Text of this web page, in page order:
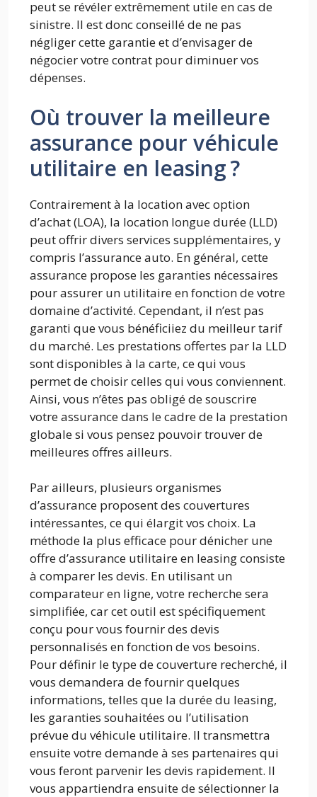
peut se révéler extrêmement utile en cas de
sinistre. Il est donc conseillé de ne pas
négliger cette garantie et d’envisager de
négocier votre contrat pour diminuer vos
dépenses.
Où trouver la meilleure
assurance pour véhicule
utilitaire en leasing ?
Contrairement à la location avec option
d’achat (LOA), la location longue durée (LLD)
peut offrir divers services supplémentaires, y
compris l’assurance auto. En général, cette
assurance propose les garanties nécessaires
pour assurer un utilitaire en fonction de votre
domaine d’activité. Cependant, il n’est pas
garanti que vous bénéficiiez du meilleur tarif
du marché. Les prestations offertes par la LLD
sont disponibles à la carte, ce qui vous
permet de choisir celles qui vous conviennent.
Ainsi, vous n’êtes pas obligé de souscrire
votre assurance dans le cadre de la prestation
globale si vous pensez pouvoir trouver de
meilleures offres ailleurs.
Par ailleurs, plusieurs organismes
d’assurance proposent des couvertures
intéressantes, ce qui élargit vos choix. La
méthode la plus efficace pour dénicher une
offre d’assurance utilitaire en leasing consiste
à comparer les devis. En utilisant un
comparateur en ligne, votre recherche sera
simplifiée, car cet outil est spécifiquement
conçu pour vous fournir des devis
personnalisés en fonction de vos besoins.
Pour définir le type de couverture recherché, il
vous demandera de fournir quelques
informations, telles que la durée du leasing,
les garanties souhaitées ou l’utilisation
prévue du véhicule utilitaire. Il transmettra
ensuite votre demande à ses partenaires qui
vous feront parvenir les devis rapidement. Il
vous appartiendra ensuite de sélectionner la